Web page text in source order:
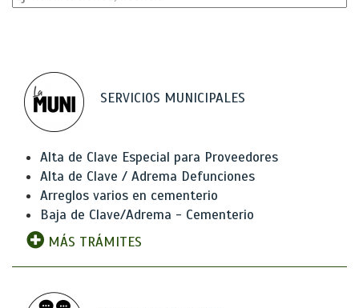
SERVICIOS MUNICIPALES
Alta de Clave Especial para Proveedores
Alta de Clave / Adrema Defunciones
Arreglos varios en cementerio
Baja de Clave/Adrema - Cementerio
MÁS TRÁMITES